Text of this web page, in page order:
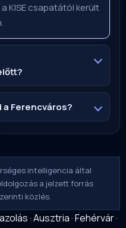
KISE csapatától került
Ferencváros?
intelligencia által
a jelzett forrás
közlés.
·Ausztria·Fehérvár·